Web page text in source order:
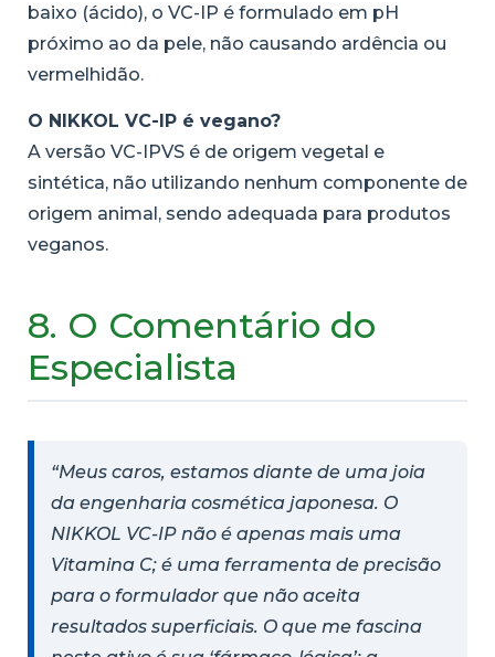
baixo (ácido), o VC-IP é formulado em pH
próximo ao da pele, não causando ardência ou
vermelhidão.
O NIKKOL VC-IP é vegano?
A versão VC-IPVS é de origem vegetal e
sintética, não utilizando nenhum componente de
origem animal, sendo adequada para produtos
veganos.
8. O Comentário do
Especialista
“Meus caros, estamos diante de uma joia
da engenharia cosmética japonesa. O
NIKKOL VC-IP não é apenas mais uma
Vitamina C; é uma ferramenta de precisão
para o formulador que não aceita
resultados superficiais. O que me fascina